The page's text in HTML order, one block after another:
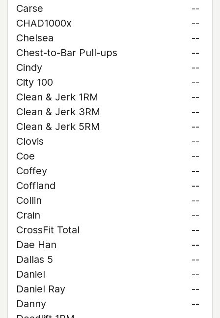
Carse
--
CHAD1000x
--
Chelsea
--
Chest-to-Bar Pull-ups
--
Cindy
--
City 100
--
Clean & Jerk 1RM
--
Clean & Jerk 3RM
--
Clean & Jerk 5RM
--
Clovis
--
Coe
--
Coffey
--
Coffland
--
Collin
--
Crain
--
CrossFit Total
--
Dae Han
--
Dallas 5
--
Daniel
--
Daniel Ray
--
Danny
--